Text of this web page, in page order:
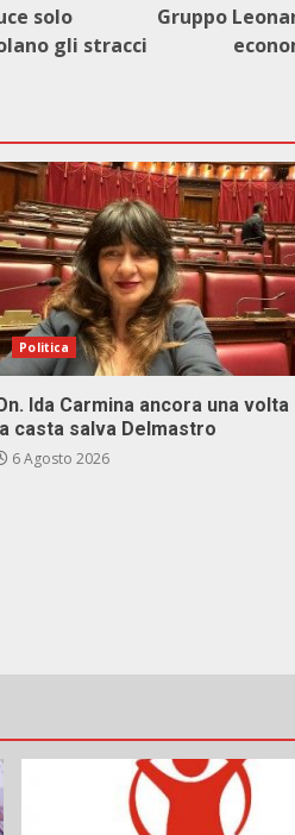
solo
gli stracci
Gruppo
Politica
Ida Carmina ancora una volta
casta salva Delmastro
6 Agosto 2026